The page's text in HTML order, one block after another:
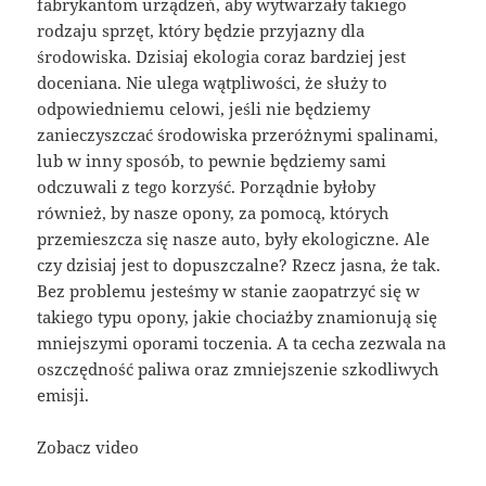
rodzaju sprzęt, który będzie przyjazny dla
środowiska. Dzisiaj ekologia coraz bardziej jest
doceniana. Nie ulega wątpliwości, że służy to
odpowiedniemu celowi, jeśli nie będziemy
zanieczyszczać środowiska przeróżnymi spalinami,
lub w inny sposób, to pewnie będziemy sami
odczuwali z tego korzyść. Porządnie byłoby
również, by nasze opony, za pomocą, których
przemieszcza się nasze auto, były ekologiczne. Ale
czy dzisiaj jest to dopuszczalne? Rzecz jasna, że tak.
Bez problemu jesteśmy w stanie zaopatrzyć się w
takiego typu opony, jakie chociażby znamionują się
mniejszymi oporami toczenia. A ta cecha zezwala na
oszczędność paliwa oraz zmniejszenie szkodliwych
emisji.
Zobacz video